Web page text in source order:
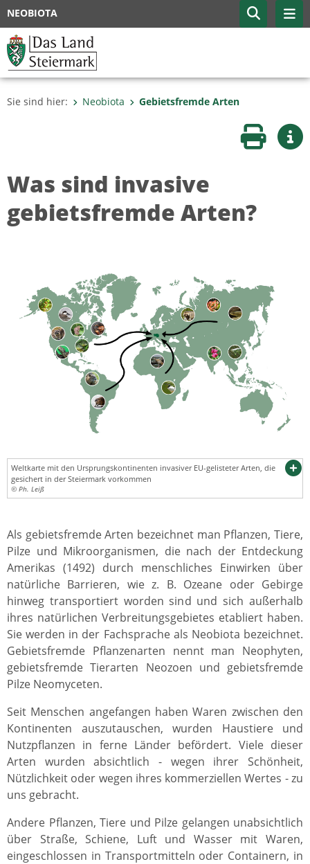
NEOBIOTA
Sie sind hier: Neobiota Gebietsfremde Arten
Seite
Was sind invasive
gebietsfremde Arten?
Weltkarte mit den Ursprungskontinenten invasiver EU-gelisteter Arten, die
gesichert in der Steiermark vorkommen
© Ph. Leiß
Als gebietsfremde Arten bezeichnet man Pflanzen, Tiere,
Pilze und Mikroorganismen, die nach der Entdeckung
Amerikas (1492) durch menschliches Einwirken über
natürliche Barrieren, wie z. B. Ozeane oder Gebirge
hinweg transportiert worden sind und sich außerhalb
ihres natürlichen Verbreitungsgebietes etabliert haben.
Sie werden in der Fachsprache als Neobiota bezeichnet.
Gebietsfremde Pflanzenarten nennt man Neophyten,
gebietsfremde Tierarten Neozoen und gebietsfremde
Pilze Neomyceten.
Seit Menschen angefangen haben Waren zwischen den
Kontinenten auszutauschen, wurden Haustiere und
Nutzpflanzen in ferne Länder befördert. Viele dieser
Arten wurden absichtlich ‐ wegen ihrer Schönheit,
Nützlichkeit oder wegen ihres kommerziellen Wertes - zu
uns gebracht.
Andere Pflanzen, Tiere und Pilze gelangen unabsichtlich
über Straße, Schiene, Luft und Wasser mit Waren,
eingeschlossen in Transportmitteln oder Containern, in